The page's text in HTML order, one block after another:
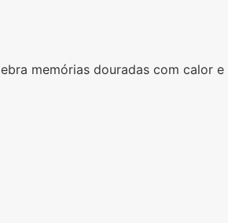
memórias douradas com calor e